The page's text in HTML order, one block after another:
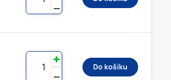
⚊
⚊
✚
Do košíku